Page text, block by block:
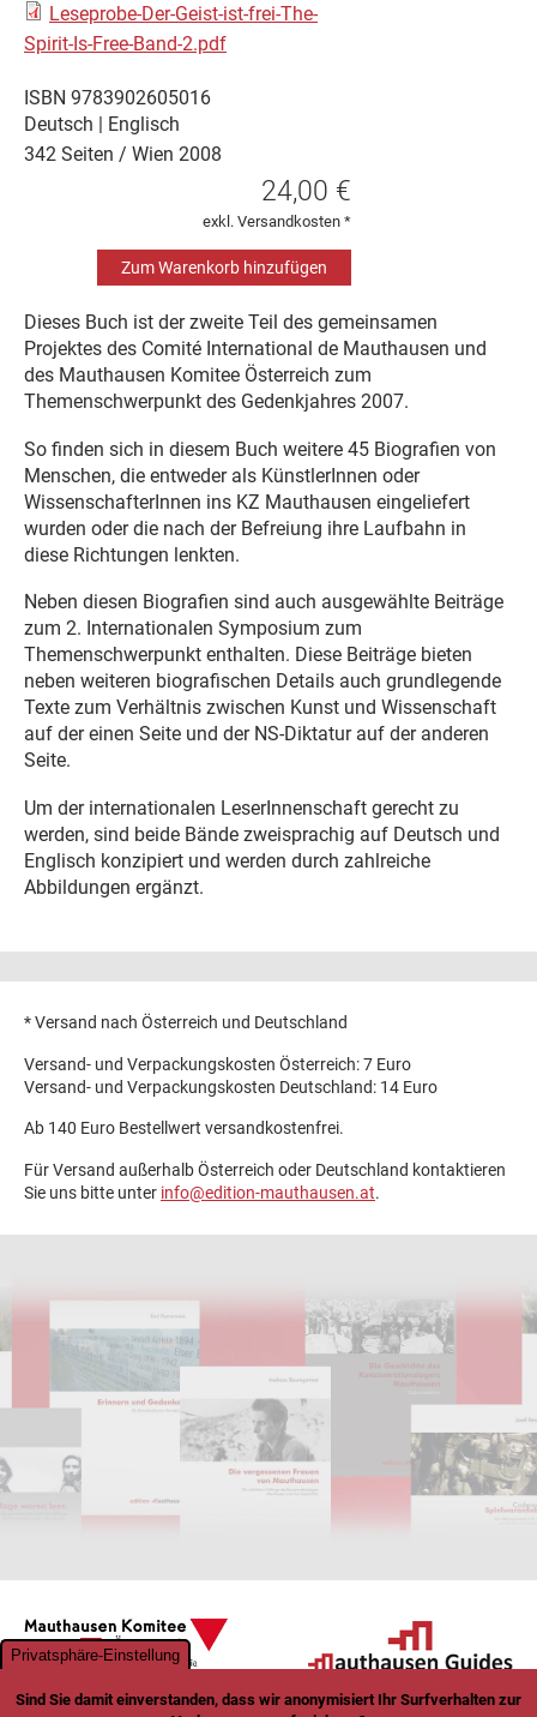
Leseprobe-Der-Geist-ist-frei-The-
Spirit-Is-Free-Band-2.pdf
ISBN 9783902605016
Deutsch | Englisch
342 Seiten / Wien 2008
24,00 €
exkl. Versandkosten *
Dieses Buch ist der zweite Teil des gemeinsamen
Projektes des Comité International de Mauthausen und
des Mauthausen Komitee Österreich zum
Themenschwerpunkt des Gedenkjahres 2007.
So finden sich in diesem Buch weitere 45 Biografien von
Menschen, die entweder als KünstlerInnen oder
WissenschafterInnen ins KZ Mauthausen eingeliefert
wurden oder die nach der Befreiung ihre Laufbahn in
diese Richtungen lenkten.
Neben diesen Biografien sind auch ausgewählte Beiträge
zum 2. Internationalen Symposium zum
Themenschwerpunkt enthalten. Diese Beiträge bieten
neben weiteren biografischen Details auch grundlegende
Texte zum Verhältnis zwischen Kunst und Wissenschaft
auf der einen Seite und der NS-Diktatur auf der anderen
Seite.
Um der internationalen LeserInnenschaft gerecht zu
werden, sind beide Bände zweisprachig auf Deutsch und
Englisch konzipiert und werden durch zahlreiche
Abbildungen ergänzt.
* Versand nach Österreich und Deutschland
Versand- und Verpackungskosten Österreich: 7 Euro
Versand- und Verpackungskosten Deutschland: 14 Euro
Ab 140 Euro Bestellwert versandkostenfrei.
Für Versand außerhalb Österreich oder Deutschland kontaktieren
Sie uns bitte unter info@edition-mauthausen.at.
Privatsphäre-Einstellung
Sind Sie damit einverstanden, dass wir anonymisiert Ihr Surfverhalten zur